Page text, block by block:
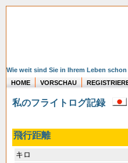
Wie weit sind Sie in Ihrem Leben
HOME
VORSCHAU
私のフライトログ記録
飛行距離
キロ